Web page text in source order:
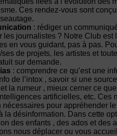
Ces rendez-vous sont
: rédiger un
les journalistes ? Notre Club est
en vous guidant, pas à pas.
de projets, les artistes et
sur demande.
: comprendre ce qu’est une
de l’intox , savoir si une
la rumeur , mieux cerner ce
artificielles, etc. Ces
pour appréhender
la désinformation. Dans cette
des enfants , des ados et des
nous déplacer ou vous